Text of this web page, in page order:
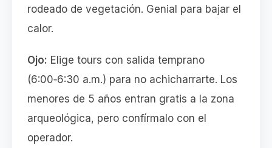
rodeado de vegetación. Genial para bajar el
calor.
Ojo: Elige tours con salida temprano
(6:00‑6:30 a.m.) para no achicharrarte. Los
menores de 5 años entran gratis a la zona
arqueológica, pero confírmalo con el
operador.